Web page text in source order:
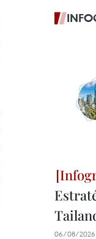
06/08/2026